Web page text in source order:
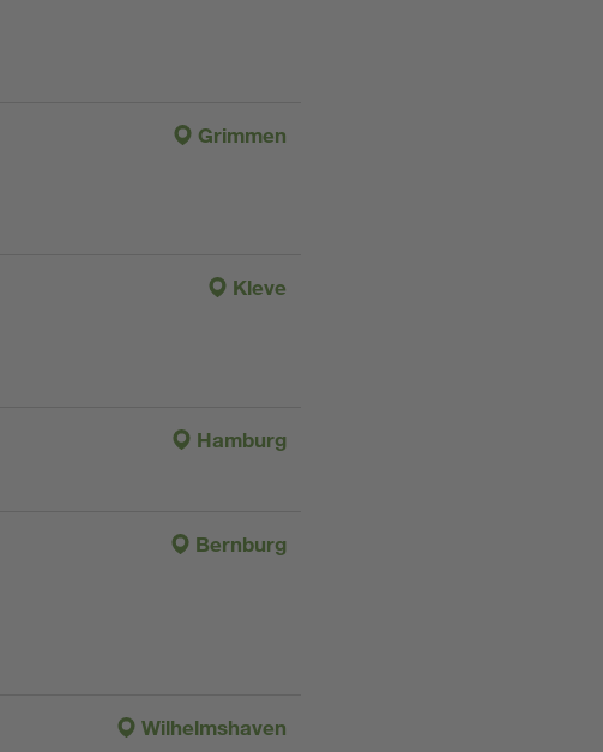
Grimmen
Kleve
Hamburg
Bernburg
Wilhelmshaven